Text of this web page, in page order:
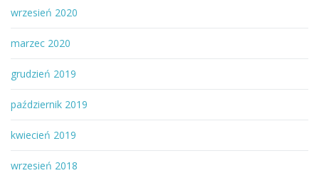
wrzesień 2020
marzec 2020
grudzień 2019
październik 2019
kwiecień 2019
wrzesień 2018